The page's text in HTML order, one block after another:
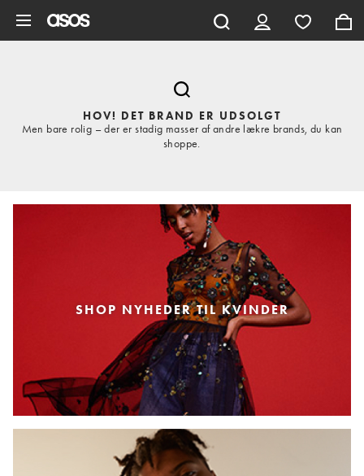
HOV! DET BRAND ER UDSOLGT
Men bare rolig – der er stadig masser af andre lækre brands, du kan
shoppe.
SHOP NYHEDER TIL KVINDER